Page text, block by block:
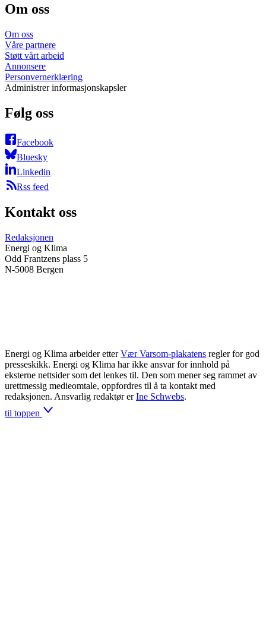
Om oss
Om oss
Våre partnere
Støtt vårt arbeid
Annonsere
Personvernerklæring
Administrer informasjonskapsler
Følg oss
Facebook
Bluesky
Linkedin
Rss feed
Kontakt oss
Redaksjonen
Energi og Klima
Odd Frantzens plass 5
N-5008 Bergen
Energi og Klima arbeider etter Vær Varsom-plakatens regler for god
presseskikk. Energi og Klima har ikke ansvar for innhold på
eksterne nettsider som det lenkes til. Den som mener seg rammet av
urettmessig medieomtale, oppfordres til å ta kontakt med
redaksjonen. Ansvarlig redaktør er Ine Schwebs.
til toppen